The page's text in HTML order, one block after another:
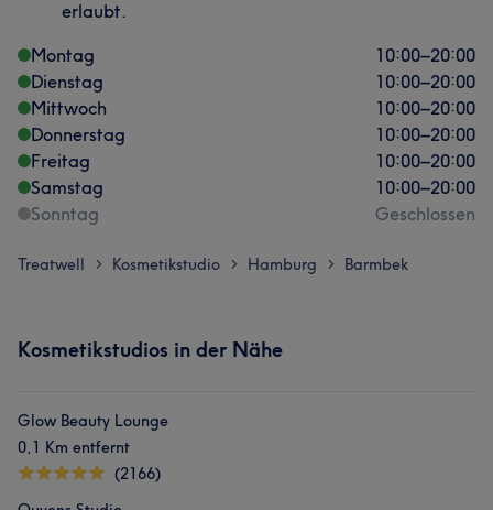
erlaubt.
Montag
10:00–20:00
Dienstag
10:00–20:00
Mittwoch
10:00–20:00
Donnerstag
10:00–20:00
Freitag
10:00–20:00
Samstag
10:00–20:00
Sonntag
Geschlossen
Treatwell > Kosmetikstudio > Hamburg > Barmbek
Kosmetikstudios in der Nähe
Glow Beauty Lounge
0,1 Km entfernt
(2166)